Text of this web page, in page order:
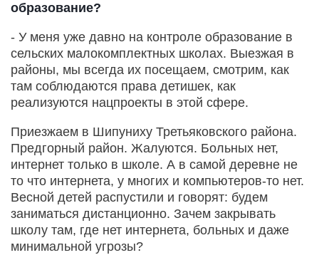
образование?
- У меня уже давно на контроле образование в
сельских малокомплектных школах. Выезжая в
районы, мы всегда их посещаем, смотрим, как
там соблюдаются права детишек, как
реализуются нацпроекты в этой сфере.
Приезжаем в Шипуниху Третьяковского района.
Предгорный район. Жалуются. Больных нет,
интернет только в школе. А в самой деревне не
то что интернета, у многих и компьютеров-то нет.
Весной детей распустили и говорят: будем
заниматься дистанционно. Зачем закрывать
школу там, где нет интернета, больных и даже
минимальной угрозы?